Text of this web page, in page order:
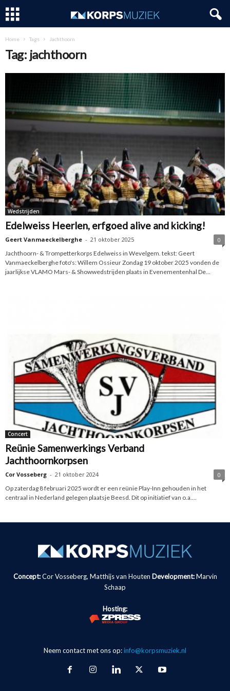
Home Tags Jachthoorn
Tag: jachthoorn
Wedstrijden
Edelweiss Heerlen, erfgoed alive and kicking!
Geert Vanmaeckelberghe - 21 oktober 2025
0
Jachthoorn- & Trompetterkorps Edelweiss in Wevelgem. tekst: Geert
Vanmaeckelberghe foto's: Willem Ossieur Zondag 19 oktober 2025 vonden de
jaarlijkse VLAMO Mars- & Showwedstrijden plaats in Evenementenhal De...
Concert
Reünie Samenwerkings Verband
Jachthoornkorpsen
Cor Vosseberg - 21 oktober 2024
0
Op zaterdag 8 februari 2025 wordt er een reünie Play-Inn gehouden in het
centraal in Nederland gelegen plaatsje Beesd. Dit op initiatief van o.a....
Concept:Cor Vosseberg, Matthijs van Houten Development: Marvin
Schaap
Hosting:
Neem contact met ons op:info@korpsmuziek.nl